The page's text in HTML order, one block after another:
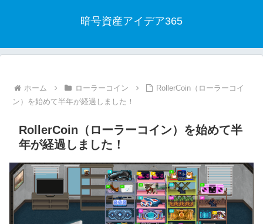
暗号資産アイデア365
ホーム ローラーコイン
RollerCoin（ローラーコイ
ン）を始めて半年が経過しました！
RollerCoin（ローラーコイン）を始めて半
年が経過しました！